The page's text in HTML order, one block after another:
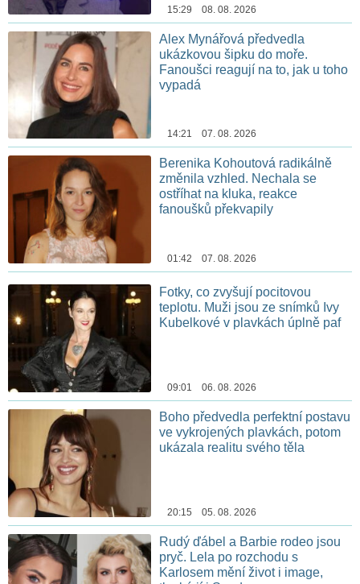
15:29 08. 08. 2026
Alex Mynářová předvedla
ukázkovou šipku do moře.
Fanoušci reagují na to, jak u toho
vypadá
14:21 07. 08. 2026
Berenika Kohoutová radikálně
změnila vzhled. Nechala se
ostříhat na kluka, reakce
fanoušků překvapily
01:42 07. 08. 2026
Fotky, co zvyšují pocitovou
teplotu. Muži jsou ze snímků Ivy
Kubelkové v plavkách úplně paf
09:01 06. 08. 2026
Boho předvedla perfektní postavu
ve vykrojených plavkách, potom
ukázala realitu svého těla
20:15 05. 08. 2026
Rudý ďábel a Barbie rodeo jsou
pryč. Lela po rozchodu s
Karlosem mění život i image,